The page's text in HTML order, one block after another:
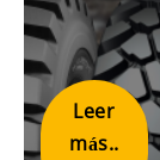
Leer
más..